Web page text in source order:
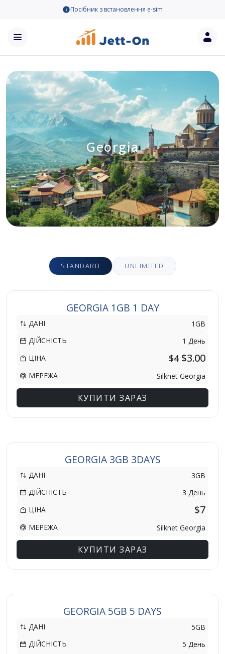
Посібник з встановлення e-sim
Georgia
STANDARD UNLIMITED
GEORGIA 1GB 1 DAY
ДАНІ
1GB
ДІЙСНІСТЬ
1 День
ЦІНА
$4 $3.00
МЕРЕЖА Silknet Georgia
КУПИТИ ЗАРАЗ
GEORGIA 3GB 3DAYS
ДАНІ
3GB
ДІЙСНІСТЬ
3 День
ЦІНА
$7
МЕРЕЖА Silknet Georgia
КУПИТИ ЗАРАЗ
GEORGIA 5GB 5 DAYS
ДАНІ
5GB
ДІЙСНІСТЬ
5 День